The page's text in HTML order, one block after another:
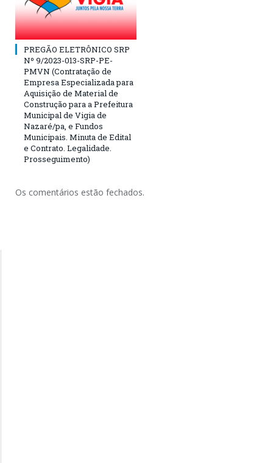
PREGÃO ELETRÔNICO SRP
Nº 9/2023-013-SRP-PE-
PMVN (Contratação de
Empresa Especializada para
Aquisição de Material de
Construção para a Prefeitura
Municipal de Vigia de
Nazaré/pa, e Fundos
Municipais. Minuta de Edital
e Contrato. Legalidade.
Prosseguimento)
Os comentários estão fechados.